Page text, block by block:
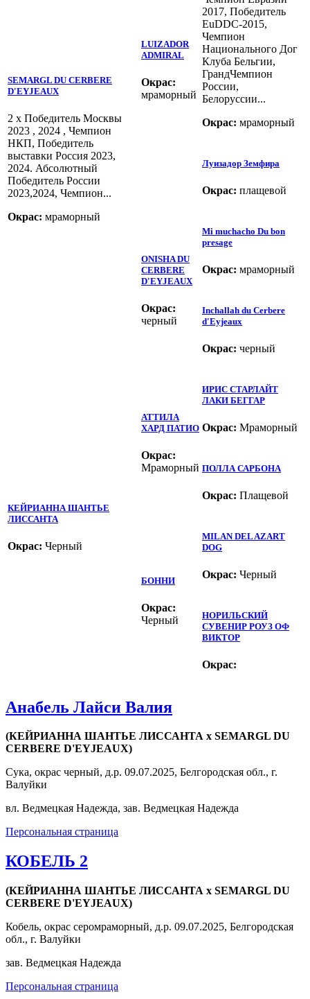
SEMARGL DU CERBERE
D'EYJEAUX
2 x Победитель Москвы
2023 , 2024 , Чемпион
НКП, Победитель
выставки Россия 2023,
2024. Абсолютный
Победитель России
2023,2024, Чемпион...
Окрас: мраморный
LUIZADOR
ADMIRAL
Окрас:
мраморный
2017, Победитель
EuDDC-2015,
Чемпион
Национального Дог
Клуба Бельгии,
ГрандЧемпион
России,
Белоруссии...
Окрас: мраморный
Луизадор Земфира
Окрас: плащевой
ONISHA DU
CERBERE
D'EYJEAUX
Окрас:
черный
Mi muchacho Du bon
presage
Окрас: мраморный
Inchallah du Cerbere
d'Eyjeaux
Окрас: черный
КЕЙРИАННА ШАНТЬЕ
ЛИССАНТА
Окрас: Черный
АТТИЛА
ХАРД ПАТИО
Окрас:
Мраморный
ИРИС СТАРЛАЙТ
ЛАКИ БЕГГАР
Окрас: Мраморный
ПОЛЛА САРБОНА
Окрас: Плащевой
БОННИ
Окрас:
Черный
MILAN DEL AZART
DOG
Окрас: Черный
НОРИЛЬСКИЙ
СУВЕНИР РОУЗ ОФ
ВИКТОР
Окрас:
Анабель Лайси Валия
(КЕЙРИАННА ШАНТЬЕ ЛИССАНТА x SEMARGL DU
CERBERE D'EYJEAUX)
Сука, окрас черный, д.р. 09.07.2025, Белгородская обл., г.
Валуйки
вл. Ведмецкая Надежда, зав. Ведмецкая Надежда
Персональная страница
КОБЕЛЬ 2
(КЕЙРИАННА ШАНТЬЕ ЛИССАНТА x SEMARGL DU
CERBERE D'EYJEAUX)
Кобель, окрас серомраморный, д.р. 09.07.2025, Белгородская
обл., г. Валуйки
зав. Ведмецкая Надежда
Персональная страница